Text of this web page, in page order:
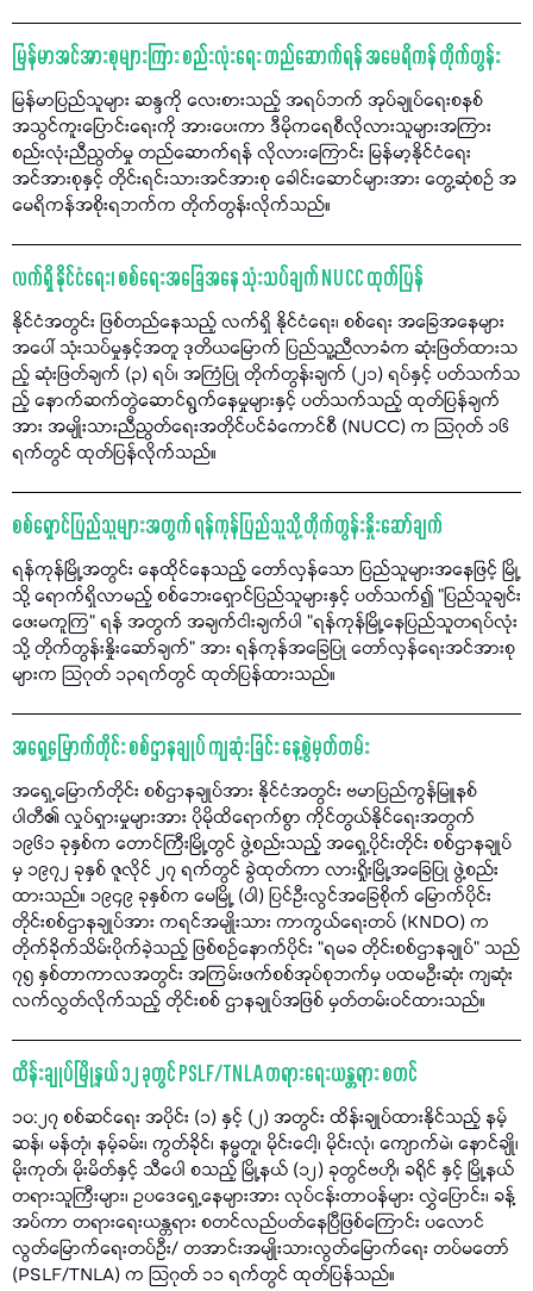
မြန်မာအင်အားစုများကြား စည်းလုံးရေး တည်ဆောက်ရန် အမေရိကန် တိုက်တွန်း
မြန်မာပြည်သူများ ဆန္ဒကို လေးစားသည့် အရပ်ဘက် အုပ်ချုပ်ရေးစနစ်
အသွင်ကူးပြောင်းရေးကို အားပေးကာ ဒီမိုကရေစီလိုလားသူများအကြား
စည်းလုံးညီညွတ်မှု တည်ဆောက်ရန် လိုလားကြောင်း မြန်မာ့နိုင်ငံရေး
အင်အားစုနှင့် တိုင်းရင်းသားအင်အားစု ခေါင်းဆောင်များအား တွေ့ဆုံစဉ် အ
မေရိကန်အစိုးရဘက်က တိုက်တွန်းလိုက်သည်။
လက်ရှိ နိုင်ငံရေး၊ စစ်ရေးအခြေအနေ သုံးသပ်ချက် NUCC ထုတ်ပြန်
နိုင်ငံအတွင်း ဖြစ်တည်နေသည့် လက်ရှိ နိုင်ငံရေး၊ စစ်ရေး အခြေအနေများ
အပေါ် သုံးသပ်မှုနှင့်အတူ ဒုတိယမြောက် ပြည်သူ့ညီလာခံက ဆုံးဖြတ်ထားသ
ည့် ဆုံးဖြတ်ချက် (၃) ရပ်၊ အကြံပြု တိုက်တွန်းချက် (၂၁) ရပ်နှင့် ပတ်သက်သ
ည့် နောက်ဆက်တွဲဆောင်ရွက်နေမှုများနှင့် ပတ်သက်သည့် ထုတ်ပြန်ချက်
အား အမျိုးသားညီညွတ်ရေးအတိုင်ပင်ခံကောင်စီ (NUCC) က သြဂုတ် ၁၆
ရက်တွင် ထုတ်ပြန်လိုက်သည်။
စစ်ရှောင်ပြည်သူများအတွက် ရန်ကုန်ပြည်သူသို့ တိုက်တွန်းနှိုးဆော်ချက်
ရန်ကုန်မြို့အတွင်း နေထိုင်နေသည့် တော်လှန်သော ပြည်သူများအနေဖြင့် မြို့
သို့ ရောက်ရှိလာမည့် စစ်ဘေးရှောင်ပြည်သူများနှင့် ပတ်သက်၍ "ပြည်သူချင်း
ဖေးမကူကြ" ရန် အတွက် အချက်ငါးချက်ပါ "ရန်ကုန်မြို့နေပြည်သူတရပ်လုံး
သို့ တိုက်တွန်းနှိုးဆော်ချက်" အား ရန်ကုန်အခြေပြု တော်လှန်ရေးအင်အားစု
များက သြဂုတ် ၁၃ရက်တွင် ထုတ်ပြန်ထားသည်။
အရှေ့မြောက်တိုင်း စစ်ဌာနချုပ် ကျဆုံးခြင်း နေ့စွဲမှတ်တမ်း
အရှေ့မြောက်တိုင်း စစ်ဌာနချုပ်အား နိုင်ငံအတွင်း ဗမာပြည်ကွန်မြူနစ်
ပါတီ၏ လှုပ်ရှားမှုများအား ပိုမိုထိရောက်စွာ ကိုင်တွယ်နိုင်ရေးအတွက်
၁၉၆၁ ခုနှစ်က တောင်ကြီးမြို့တွင် ဖွဲ့စည်းသည့် အရှေ့ပိုင်းတိုင်း စစ်ဌာနချုပ်
မှ ၁၉၇၂ ခုနှစ် ဇူလိုင် ၂၇ ရက်တွင် ခွဲထုတ်ကာ လားရှိုးမြို့အခြေပြု ဖွဲ့စည်း
ထားသည်။ ၁၉၄၉ ခုနှစ်က မေမြို့ (ဝါ) ပြင်ဦးလွင်အခြေစိုက် မြောက်ပိုင်း
တိုင်းစစ်ဌာနချုပ်အား ကရင်အမျိုးသား ကာကွယ်ရေးတပ် (KNDO) က
တိုက်ခိုက်သိမ်းပိုက်ခဲ့သည့် ဖြစ်စဉ်နောက်ပိုင်း “ရမခ တိုင်းစစ်ဌာနချုပ်” သည်
၇၅ နှစ်တာကာလအတွင်း အကြမ်းဖက်စစ်အုပ်စုဘက်မှ ပထမဦးဆုံး ကျဆုံး
လက်လွှတ်လိုက်သည့် တိုင်းစစ် ဌာနချုပ်အဖြစ် မှတ်တမ်းဝင်ထားသည်။
ထိန်းချုပ်မြို့နယ် ၁၂ ခုတွင် PSLF/TNLA တရားရေးယန္တရား စတင်
၁၀:၂၇ စစ်ဆင်ရေး အပိုင်း (၁) နှင့် (၂) အတွင်း ထိန်းချုပ်ထားနိုင်သည့် နမ့်
ဆန်၊ မန်တုံ၊ နမ့်ခမ်း၊ ကွတ်ခိုင်၊ နမ္မတူ၊ မိုင်းငေါ့၊ မိုင်းလုံ၊ ကျောက်မဲ၊ နောင်ချို၊
မိုးကုတ်၊ မိုးမိတ်နှင့် သီပေါ စသည့် မြို့နယ် (၁၂) ခုတွင်ဗဟို၊ ခရိုင် နှင့် မြို့နယ်
တရားသူကြီးများ၊ ဥပဒေရှေ့နေများအား လုပ်ငန်းတာဝန်များ လွှဲပြောင်း၊ ခန့်
အပ်ကာ တရားရေးယန္တရား စတင်လည်ပတ်နေပြီဖြစ်ကြောင်း ပလောင်
လွတ်မြောက်ရေးတပ်ဦး/ တအာင်းအမျိုးသားလွတ်မြောက်ရေး တပ်မတော်
(PSLF/TNLA) က သြဂုတ် ၁၁ ရက်တွင် ထုတ်ပြန်သည်။